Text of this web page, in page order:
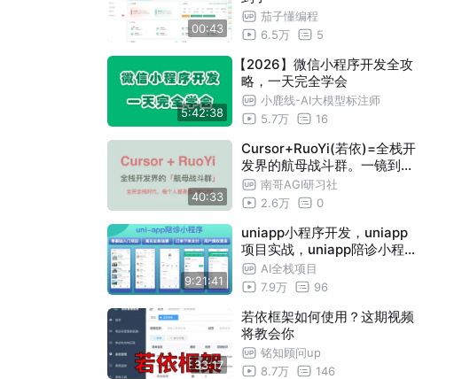
00:43
茄子懂编程
6.5万
5
5:42:38
【2026】微信小程序开发全攻
略，一天完全学会
小鹿线-AI大模型标注师
5.7万
16
40:33
Cursor+RuoYi(若依)=全栈开
发界的航母战斗群。一镜到底
：聊天式编程，看我如何1小
时从0到1撸出高可用后台管理
是自己CTO
南哥AGI研习社
2.6万
0
9:21:41
uniapp小程序开发，uniapp
项目实战，uniapp陪诊小程序
，最新vue3语法零基础入门
到实战，共（37讲）全部完结
AI全栈项目
7.9万
96
33:17
若依框架如何使用？这期视频
将教会你
铭知顾问up
8.7万
146